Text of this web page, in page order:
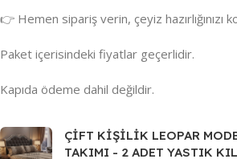
👉 Hemen sipariş verin, çeyiz hazırlığınızı
Paket içerisindeki fiyatlar geçerlidir.
Kapıda ödeme dahil değildir.
ÇİFT KİŞİLİK LEOPAR
TAKIMI - 2 ADET YASTIK